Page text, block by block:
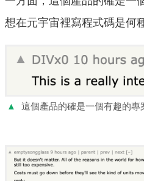
想在元宇宙裡寫程式碼是何
▲ 這個產品的確是一個有趣的專